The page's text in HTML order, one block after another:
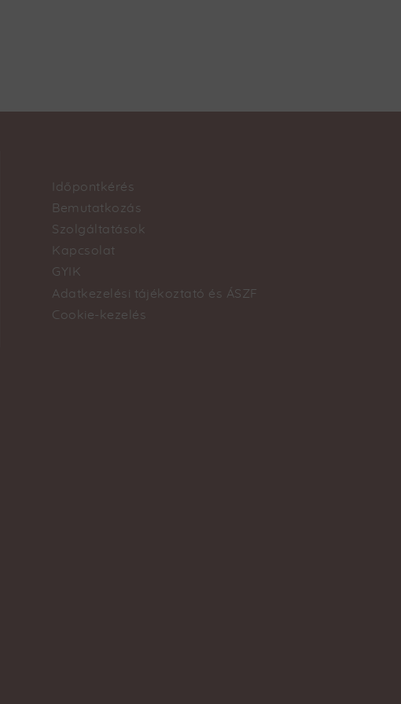
Footer
menu
Időpontkérés
Bemutatkozás
Szolgáltatások
Kapcsolat
GYIK
Adatkezelési tájékoztató és ÁSZF
Cookie-kezelés